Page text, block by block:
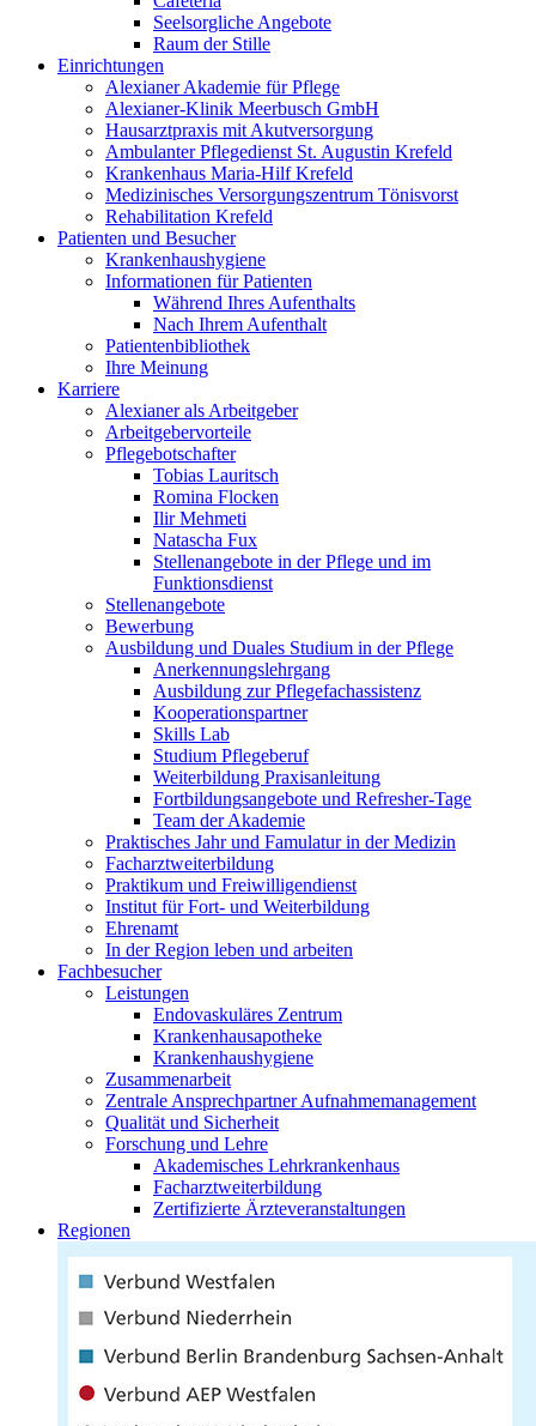
Seelsorgliche Angebote
Raum der Stille
Einrichtungen
Alexianer Akademie für Pflege
Alexianer-Klinik Meerbusch GmbH
Hausarztpraxis mit Akutversorgung
Ambulanter Pflegedienst St. Augustin Krefeld
Krankenhaus Maria-Hilf Krefeld
Medizinisches Versorgungszentrum Tönisvorst
Rehabilitation Krefeld
Patienten und Besucher
Krankenhaushygiene
Informationen für Patienten
Während Ihres Aufenthalts
Nach Ihrem Aufenthalt
Patientenbibliothek
Ihre Meinung
Karriere
Alexianer als Arbeitgeber
Arbeitgebervorteile
Pflegebotschafter
Tobias Lauritsch
Romina Flocken
Ilir Mehmeti
Natascha Fux
Stellenangebote in der Pflege und im
Funktionsdienst
Stellenangebote
Bewerbung
Ausbildung und Duales Studium in der Pflege
Anerkennungslehrgang
Ausbildung zur Pflegefachassistenz
Kooperationspartner
Skills Lab
Studium Pflegeberuf
Weiterbildung Praxisanleitung
Fortbildungsangebote und Refresher-Tage
Team der Akademie
Praktisches Jahr und Famulatur in der Medizin
Facharztweiterbildung
Praktikum und Freiwilligendienst
Institut für Fort- und Weiterbildung
Ehrenamt
In der Region leben und arbeiten
Fachbesucher
Leistungen
Endovaskuläres Zentrum
Krankenhausapotheke
Krankenhaushygiene
Zusammenarbeit
Zentrale Ansprechpartner Aufnahmemanagement
Qualität und Sicherheit
Forschung und Lehre
Akademisches Lehrkrankenhaus
Facharztweiterbildung
Zertifizierte Ärzteveranstaltungen
Regionen